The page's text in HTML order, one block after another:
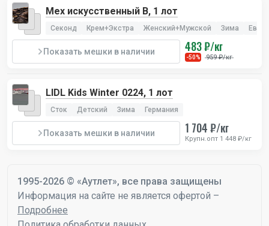
Мех искусственный В, 1 лот
Секонд Крем+Экстра Женский+Мужской Зима
Показать мешки в наличии 483 ₽/кг
-50% 959 ₽/кг
LIDL Kids Winter 0224, 1 лот
Сток Детский Зима Германия
Показать мешки в наличии 1 704 ₽/кг
Крупн.опт 1 448 ₽/кг
1995-2026 © «Аутлет», все права защищены
Информация на сайте не является офертой –
Подробнее